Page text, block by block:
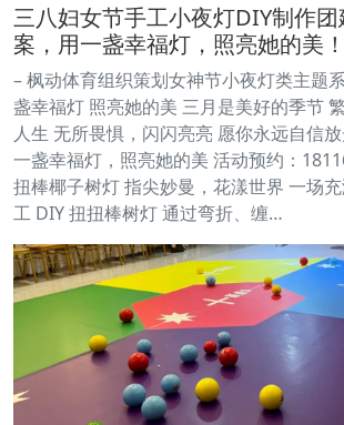
三八妇女节手工小夜灯DIY制作
案，用一盏幸福灯，照亮她的美！
– 枫动体育组织策划女神节小夜灯类主题
盏幸福灯 照亮她的美 三月是美好的季节
人生 无所畏惧，闪闪亮亮 愿你永远自信
一盏幸福灯，照亮她的美 活动预约：
扭棒椰子树灯 指尖妙曼，花漾世界 一场
工 DIY 扭扭棒树灯 通过弯折、缠…